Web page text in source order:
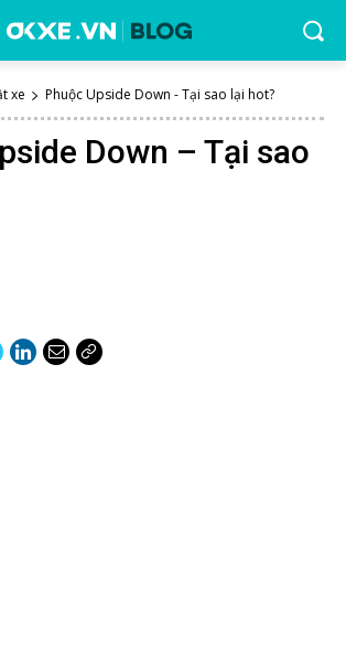
xe Phuộc Upside Down - Tại sao lại hot?
Down – Tại sao